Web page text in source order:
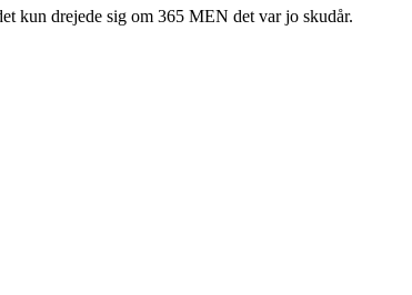
kun drejede sig om 365 MEN det var jo skudår.